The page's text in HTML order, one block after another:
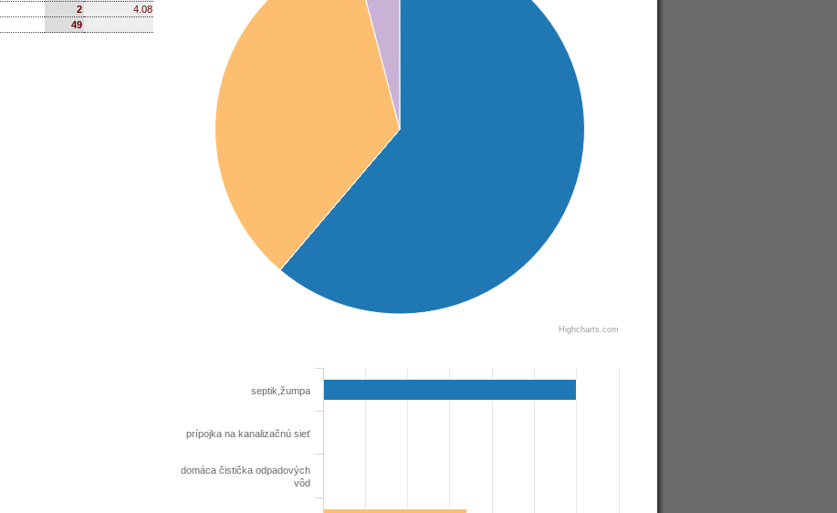
2
4.08
49
Highcharts.com
septik,žumpa
prípojka na kanalizačnú sieť
domáca čistička odpadových
vôd